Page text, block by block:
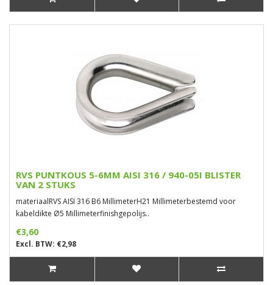
RVS PUNTKOUS 5-6MM AISI 316 / 940-05I BLISTER
VAN 2 STUKS
materiaalRVS AISI 316 B6 MillimeterH21 Millimeterbestemd voor
kabeldikte Ø5 Millimeterfinishgepolijs..
€3,60
Excl. BTW: €2,98